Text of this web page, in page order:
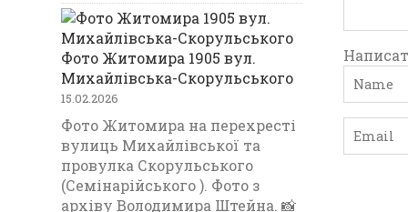
Фото Житомира 1905 вул.
Михайлівська-Скорульського
15.02.2026
Фото Житомира на перехресті
вулиць Михайлівської та
провулка Скорульського
(Семінарійського ). Фото з
архіву Володимира Штейна. 📸